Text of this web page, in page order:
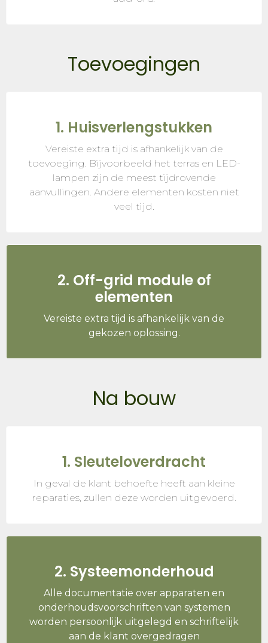
Toevoegingen
1. Huisverlengstukken
Vereiste extra tijd is afhankelijk van de
toevoeging. Bijvoorbeeld het terras en LED-
lampen zijn de meest tijdrovende
aanvullingen. Andere elementen kosten niet
veel tijd.
2. Off-grid module of
elementen
Vereiste extra tijd is afhankelijk van de
gekozen oplossing.
Na bouw
1. Sleuteloverdracht
In geval de klant behoefte heeft aan kleine
reparaties, zullen deze worden uitgevoerd.
2. Systeemonderhoud
Alle documentatie over apparaten en
onderhoudsvoorschriften van systemen
worden persoonlijk uitgelegd en schriftelijk
aan de klant overgedragen